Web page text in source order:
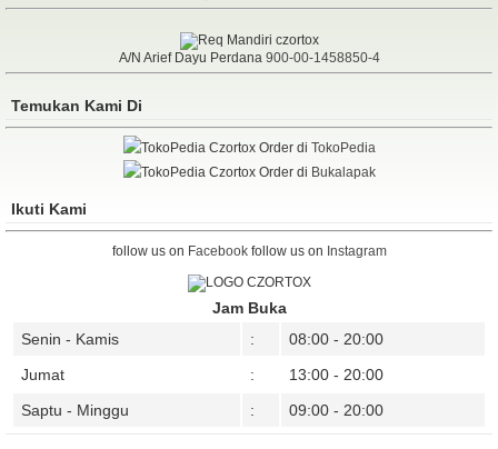
A/N Arief Dayu Perdana 900-00-1458850-4
Temukan Kami Di
Order di TokoPedia
Order di Bukalapak
Ikuti Kami
follow us on Facebook follow us on Instagram
Jam Buka
Senin - Kamis
:
08:00 - 20:00
Jumat
:
13:00 - 20:00
Saptu - Minggu
: 09:00 - 20:00